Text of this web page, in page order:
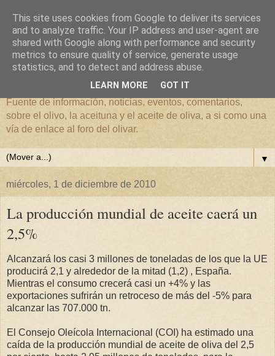
El mundo del Olivar
Fuente de información, noticias, eventos, comentarios,
sobre el olivo, la aceituna y el aceite de oliva, a si como una
vía de enlace al foro del olivar.
▼
miércoles, 1 de diciembre de 2010
La producción mundial de aceite caerá un
2,5%
Alcanzará los casi 3 millones de toneladas de los que la UE
producirá 2,1 y alrededor de la mitad (1,2) , España.
Mientras el consumo crecerá casi un +4% y las
exportaciones sufrirán un retroceso de más del -5% para
alcanzar las 707.000 tn.
El Consejo Oleícola Internacional (COI) ha estimado una
caída de la producción mundial de aceite de oliva del 2,5
This site uses cookies from Google to deliver its services
and to analyze traffic. Your IP address and user-agent are
shared with Google along with performance and security
metrics to ensure quality of service, generate usage
statistics, and to detect and address abuse.
LEARN MORE GOT IT